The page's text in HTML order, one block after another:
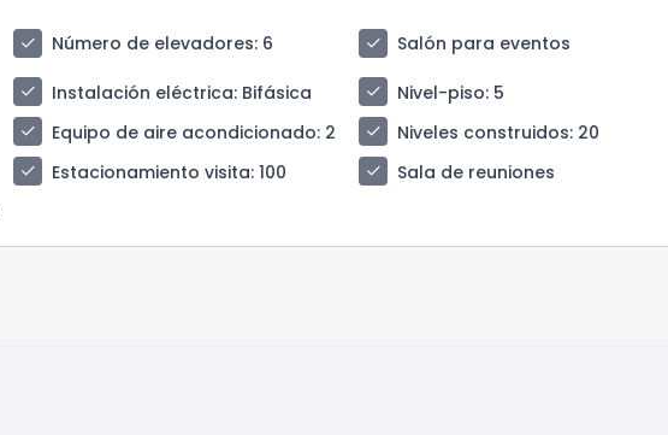
check Número de elevadores: 6 check
Salón para eventos
check Instalación eléctrica: Bifásica check Nivel-piso: 5
check Equipo de aire acondicionado: 2 check Niveles construidos: 20
check Estacionamiento visita: 100 check
Sala de reuniones